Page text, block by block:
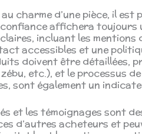
charme d’une pièce, il
affichera
incluant les mentions
accessibles et une
doivent être détaillées,
etc.), et le processus
sont également un
et les témoignages sont
d’autres acheteurs et